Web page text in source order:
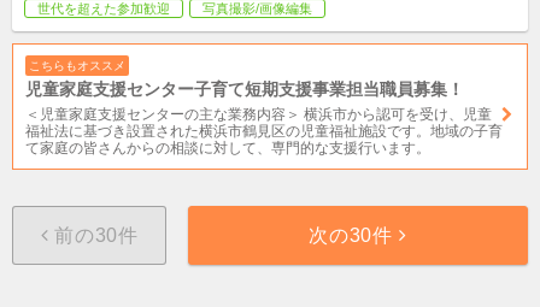
世代を超えた参加歓迎
写真撮影/画像編集
こちらもオススメ
児童家庭支援センター子育て短期支援事業担当職員募集！
＜児童家庭支援センターの主な業務内容＞ 横浜市から認可を受け、児童
福祉法に基づき設置された横浜市鶴見区の児童福祉施設です。地域の子育
て家庭の皆さんからの相談に対して、専門的な支援行います。
前の30件 次の30件